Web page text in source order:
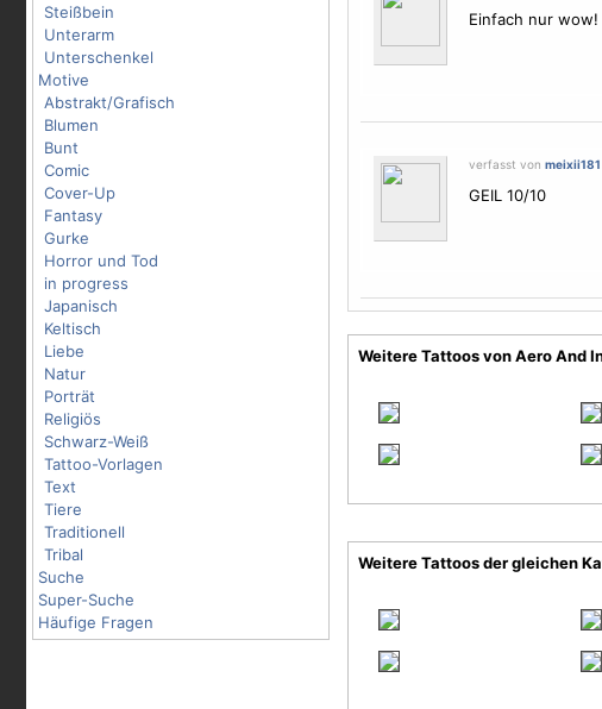
Steißbein
Unterarm
Unterschenkel
Motive
Abstrakt/Grafisch
Blumen
Bunt
Comic
Cover-Up
Fantasy
Gurke
Horror und Tod
in progress
Japanisch
Keltisch
Liebe
Natur
Porträt
Religiös
Schwarz-Weiß
Tattoo-Vorlagen
Text
Tiere
Traditionell
Tribal
Suche
Super-Suche
Häufige Fragen
Einfach nur wow!
verfasst von meixii181
GEIL 10/10
Weitere Tattoos von Aero And
Weitere Tattoos der gleichen